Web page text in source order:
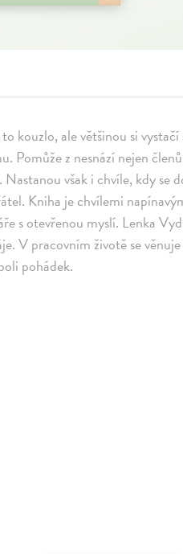
kouzlo, ale většinou si
Pomůže z nesnází nejen
však i chvíle, kdy se
Kniha je chvílemi
s otevřenou myslí. Lenka
V pracovním životě se
pohádek.